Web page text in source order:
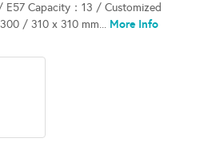
E57 Capacity：13 / Customized
/ 310 x 310 mm... More Info